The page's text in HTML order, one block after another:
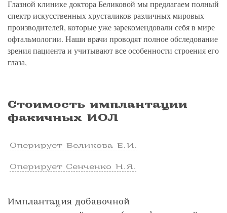
Глазной клинике доктора Беликовой мы предлагаем полный
спектр искусственных хрусталиков различных мировых
производителей, которые уже зарекомендовали себя в мире
офтальмологии. Наши врачи проводят полное обследование
зрения пациента и учитывают все особенности строения его
глаза,
Стоимость имплантации
факичных ИОЛ
Оперирует Беликова Е.И.
Оперирует Сенченко Н.Я.
Имплантация добавочной